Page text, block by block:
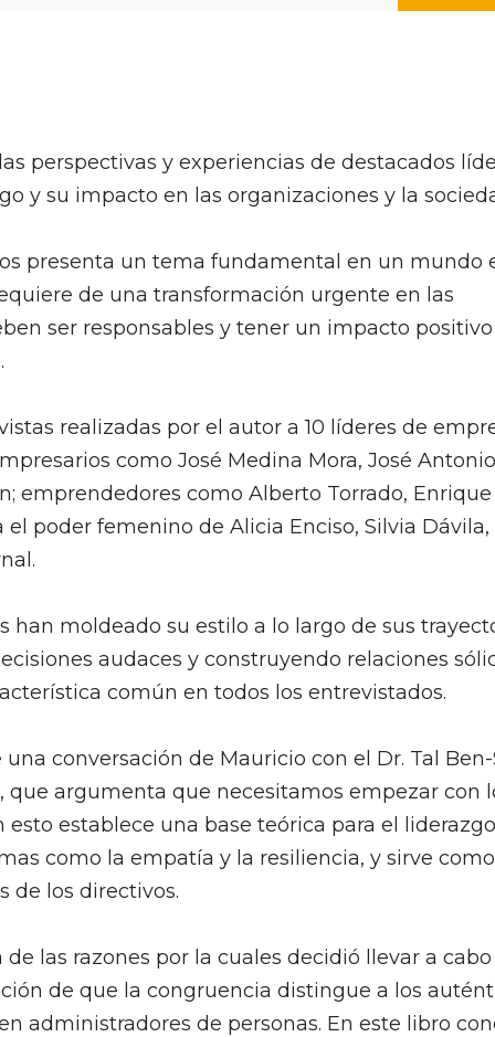
perspectivas y experiencias de destacados
y su impacto en las organizaciones y la
presenta un tema fundamental en un mundo
de una transformación urgente en las
ser responsables y tener un impacto
realizadas por el autor a 10 líderes de
como José Medina Mora, José Antonio
emprendedores como Alberto Torrado, Enrique
el poder femenino de Alicia Enciso, Silvia Dávila,
han moldeado su estilo a lo largo de sus
audaces y construyendo relaciones
común en todos los entrevistados.
conversación de Mauricio con el Dr. Tal Ben-
que argumenta que necesitamos empezar con
esto establece una base teórica para el
como la empatía y la resiliencia, y sirve como
de los directivos.
las razones por la cuales decidió llevar a cabo
de que la congruencia distingue a los
administradores de personas. En este libro